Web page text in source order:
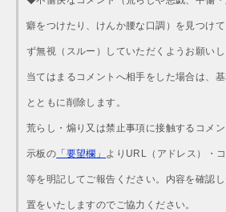
癖をつけたり、けんか腰な口調）を見つけ
ず無視（スルー）していただくようお願い
当てはまるコメントへ相手をした場合は、
とともに削除します。
荒らし・煽り又は禁止事項に接触するコメ
示板の 「要望欄」 よりURL（アドレス）・
等を明記してご報告ください。内容を確認
置をいたしますのでご協力ください。